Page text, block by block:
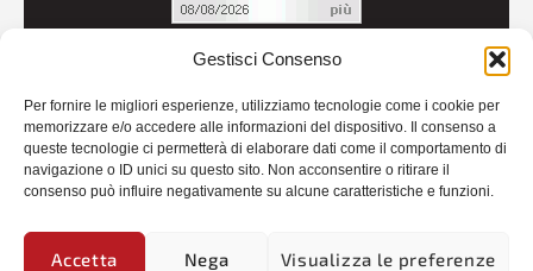
Gestisci Consenso
Per fornire le migliori esperienze, utilizziamo tecnologie come i cookie per
memorizzare e/o accedere alle informazioni del dispositivo. Il consenso a
queste tecnologie ci permetterà di elaborare dati come il comportamento di
navigazione o ID unici su questo sito. Non acconsentire o ritirare il
consenso può influire negativamente su alcune caratteristiche e funzioni.
Accetta Nega Visualizza le preferenze
Credits